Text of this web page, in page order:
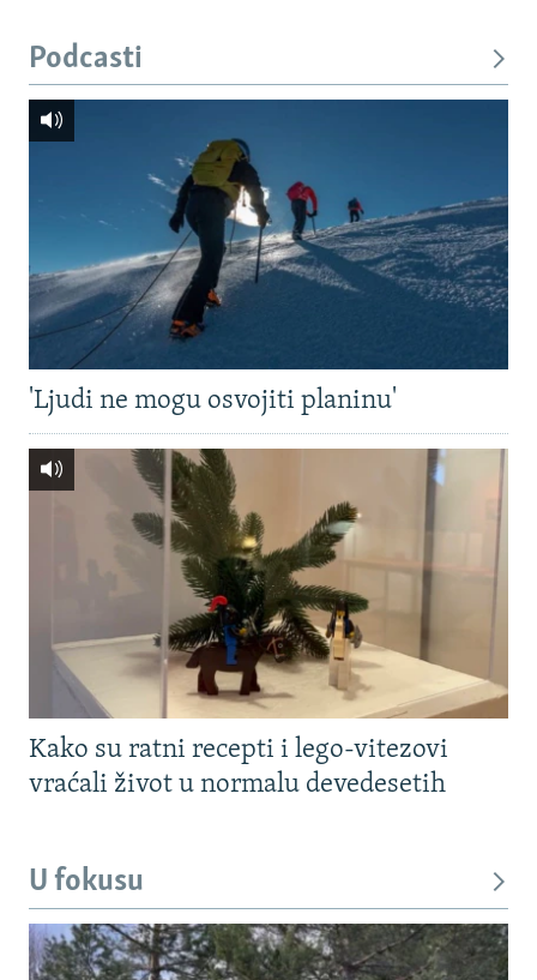
Podcasti
'Ljudi ne mogu osvojiti planinu'
Kako su ratni recepti i lego-vitezovi
vraćali život u normalu devedesetih
U fokusu